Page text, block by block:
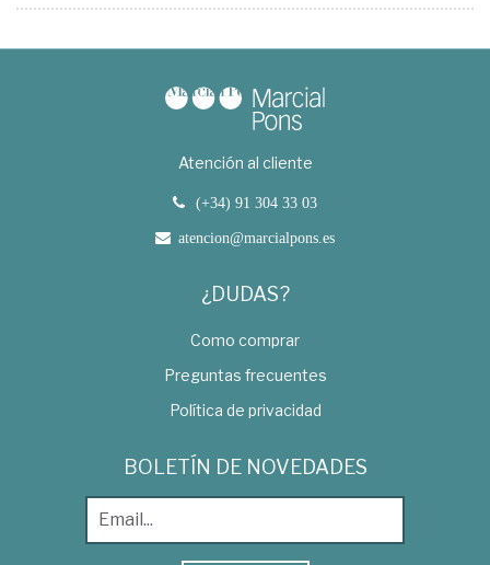
Atención al cliente
(+34) 91 304 33 03
atencion@marcialpons.es
¿DUDAS?
Como comprar
Preguntas frecuentes
Política de privacidad
BOLETÍN DE NOVEDADES